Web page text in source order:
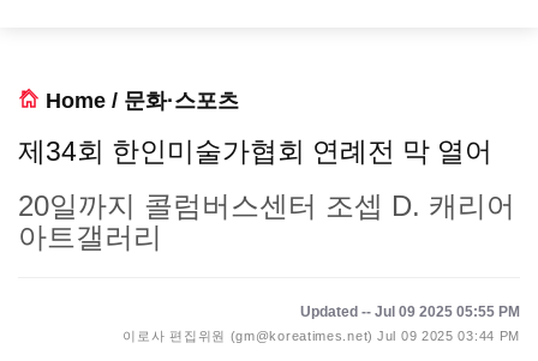
Home / 문화·스포츠
제34회 한인미술가협회 연례전 막 열어
20일까지 콜럼버스센터 조셉 D. 캐리어
아트갤러리
Updated -- Jul 09 2025 05:55 PM
이로사 편집위원 (gm@koreatimes.net) Jul 09 2025 03:44 PM